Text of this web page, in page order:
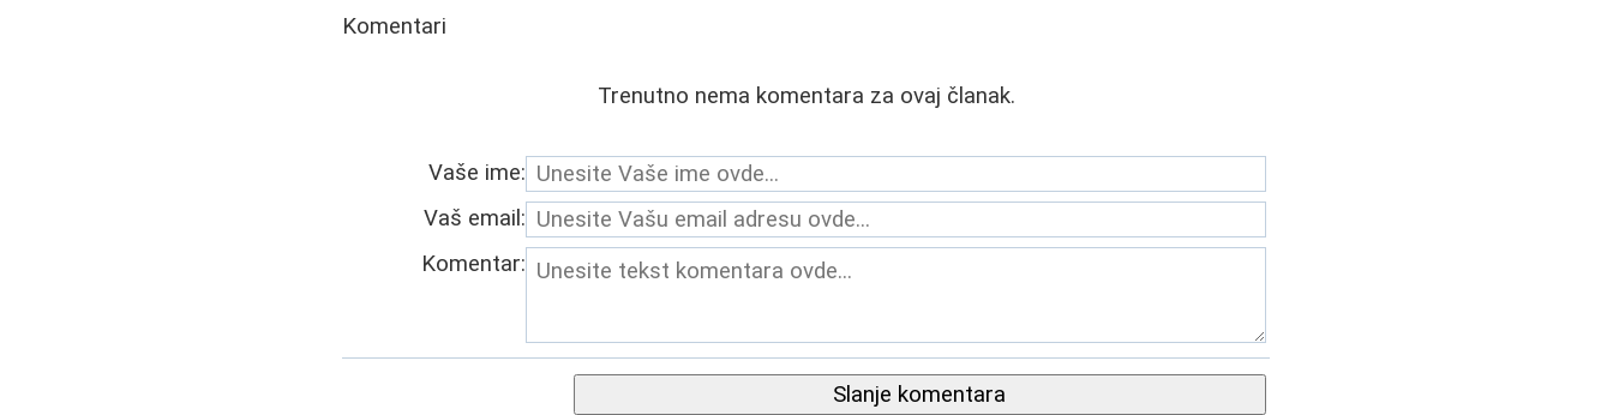
Komentari
Trenutno nema komentara za ovaj članak.
Vaše ime:
Vaš email:
Komentar:
Slanje komentara